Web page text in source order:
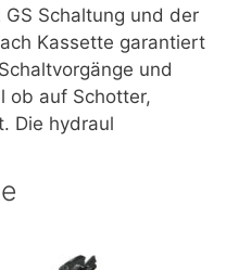
GS Schaltung und der
Kassette garantiert
und
ob auf Schotter,
Die hydraul